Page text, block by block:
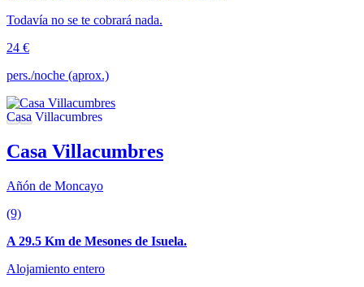
Todavía no se te cobrará nada.
24 €
pers./noche (aprox.)
Casa Villacumbres
Añón de Moncayo
(9)
A 29.5 Km de Mesones de Isuela.
Alojamiento entero